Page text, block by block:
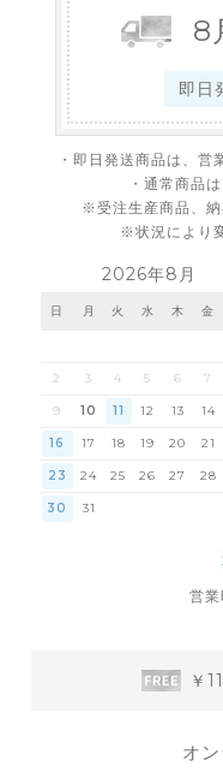
8
即日
・即日発送商品は、営
・通常商品
※受注生産商品、納
※状況により
2026年8月
日 月 火 水 木 金
2 3 4 5 6 7
9 10 11 12 13 14
16 17 18 19 20 21
23 24 25 26 27 28
30 31
営
￥
オ